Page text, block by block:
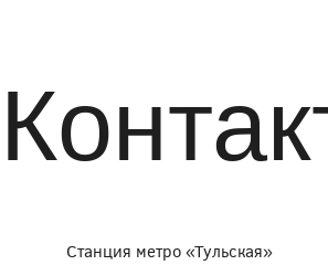
Станция метро «Тульская»